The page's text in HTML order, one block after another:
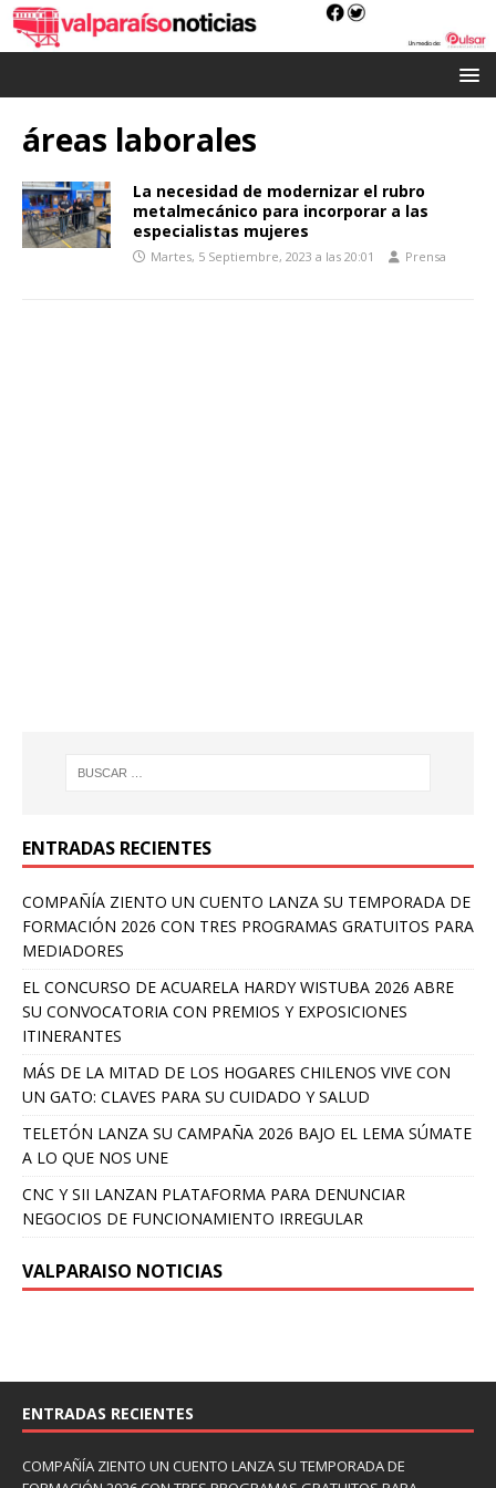
áreas laborales
La necesidad de modernizar el rubro
metalmecánico para incorporar a las
especialistas mujeres
Martes, 5 Septiembre, 2023 a las 20:01 Prensa
ENTRADAS RECIENTES
COMPAÑÍA ZIENTO UN CUENTO LANZA SU TEMPORADA DE
FORMACIÓN 2026 CON TRES PROGRAMAS GRATUITOS PARA
MEDIADORES
EL CONCURSO DE ACUARELA HARDY WISTUBA 2026 ABRE
SU CONVOCATORIA CON PREMIOS Y EXPOSICIONES
ITINERANTES
MÁS DE LA MITAD DE LOS HOGARES CHILENOS VIVE CON
UN GATO: CLAVES PARA SU CUIDADO Y SALUD
TELETÓN LANZA SU CAMPAÑA 2026 BAJO EL LEMA SÚMATE
A LO QUE NOS UNE
CNC Y SII LANZAN PLATAFORMA PARA DENUNCIAR
NEGOCIOS DE FUNCIONAMIENTO IRREGULAR
VALPARAISO NOTICIAS
ENTRADAS RECIENTES
COMPAÑÍA ZIENTO UN CUENTO LANZA SU TEMPORADA DE